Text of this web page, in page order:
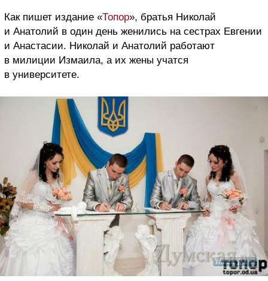
Как пишет издание «Топор», братья Николай
и Анатолий в один день женились на сестрах Евгении
и Анастасии. Николай и Анатолий работают
в милиции Измаила, а их жены учатся
в университете.